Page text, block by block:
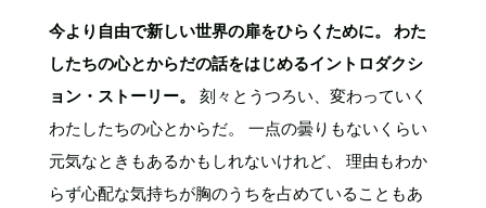
今より自由で新しい世界の扉をひらくために。 わた
したちの心とからだの話をはじめるイントロダクシ
ョン・ストーリー。
刻々とうつろい、変わっていく
わたしたちの心とからだ。 一点の曇りもないくらい
元気なときもあるかもしれないけれど、 理由もわか
らず心配な気持ちが胸のうちを占めていることもあ